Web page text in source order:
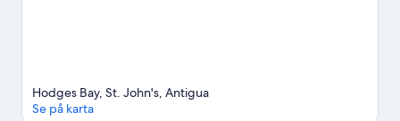
Hodges Bay, St. John's, Antigua
Se på karta